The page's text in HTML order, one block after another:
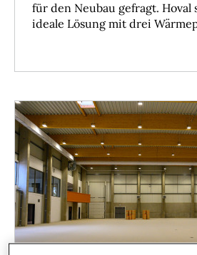
für den Neubau gefragt. Hoval
ideale Lösung mit drei